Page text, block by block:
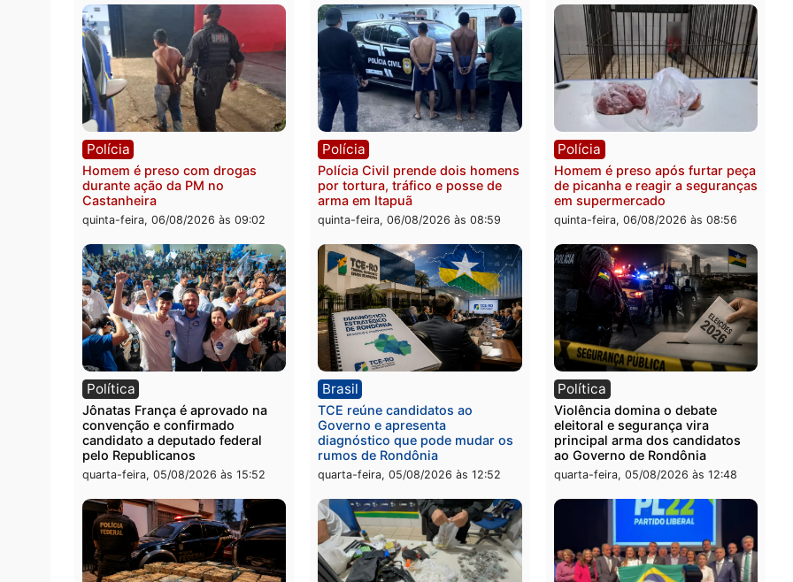
Polícia
Jovem é encontrado morto na
Rua dos Cravos e caso é
investigado pela polícia em RO
quinta-feira, 06/08/2026 às 09:26
Polícia
Homem é esfaqueado no tórax
durante briga com vizinho no
bairro Ulysses Guimarães
quinta-feira, 06/08/2026 às 09:24
Polícia
Três suspeitos ligados a
criminosa são presos por
quinta-feira, 06/08/2026 às
Polícia
Homem é preso com drogas
durante ação da PM no
Castanheira
quinta-feira, 06/08/2026 às 09:02
Polícia
Polícia Civil prende dois homens
por tortura, tráfico e posse de
arma em Itapuã
quinta-feira, 06/08/2026 às 08:59
Polícia
de picanha e reagir a
em supermercado
quinta-feira, 06/08/2026 às